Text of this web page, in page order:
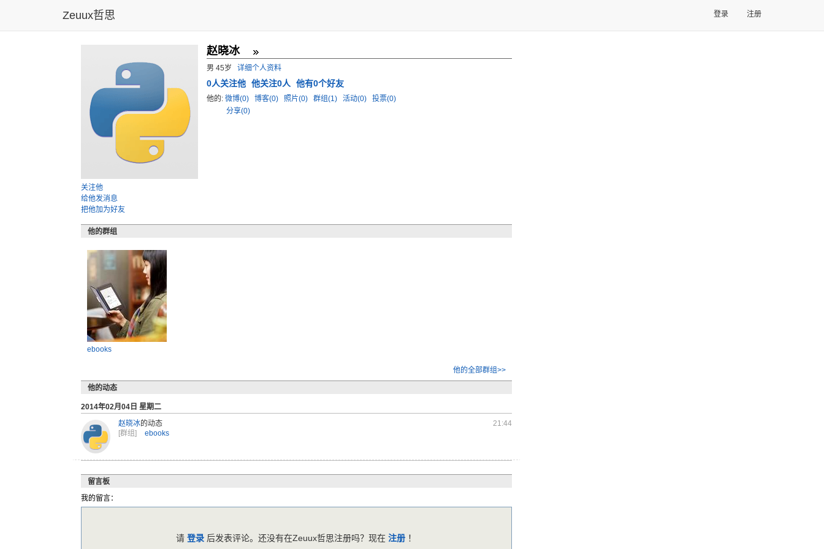
Zeuux哲思 登录 注册
关注他
给他发消息
把他加为好友
赵晓冰
男 45岁 详细个人资料
0人关注他 他关注0人 他有0个好友
他的: 微博(0) 博客(0) 照片(0) 群组(1) 活动(0)
投票(0)
分享(0)
他的群组
ebooks
他的全部群组>>
他的动态
2014年02月04日 星期二
赵晓冰的动态
21:44
[群组]
ebooks
留言板
我的留言：
请登录 后发表评论。还没有在Zeuux哲思注册吗？现在注册 ！